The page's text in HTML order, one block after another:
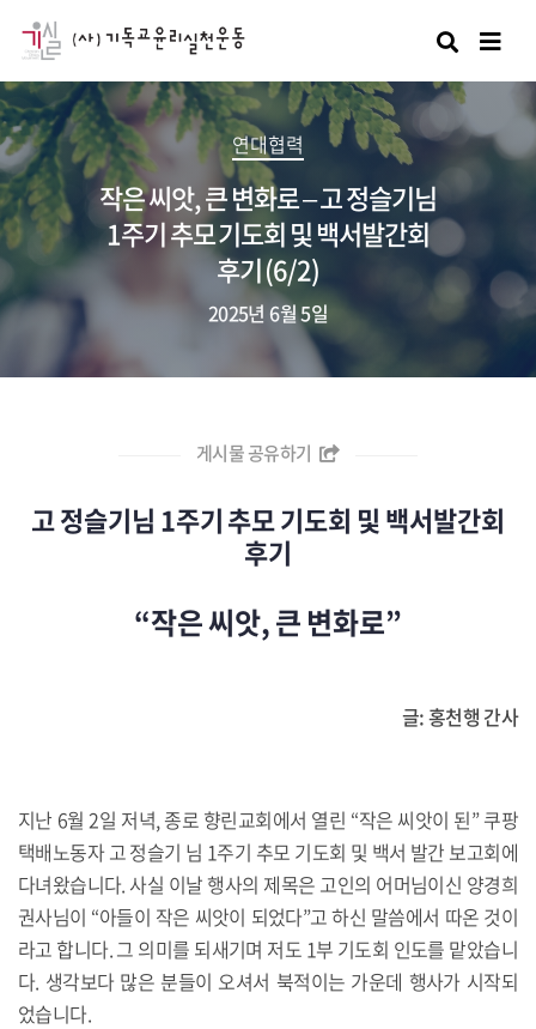
검색
연대협력
작은 씨앗, 큰 변화로 – 고 정슬기님
1주기 추모 기도회 및 백서발간회
후기 (6/2)
2025년 6월 5일
게시물 공유하기
고 정슬기님 1주기 추모 기도회 및 백서발간회
후기
“작은 씨앗, 큰 변화로”
글: 홍천행 간사
지난 6월 2일 저녁, 종로 향린교회에서 열린 “작은 씨앗이 된” 쿠팡
택배노동자 고 정슬기 님 1주기 추모 기도회 및 백서 발간 보고회에
다녀왔습니다. 사실 이날 행사의 제목은 고인의 어머님이신 양경희
권사님이 “아들이 작은 씨앗이 되었다”고 하신 말씀에서 따온 것이
라고 합니다. 그 의미를 되새기며 저도 1부 기도회 인도를 맡았습니
다. 생각보다 많은 분들이 오셔서 북적이는 가운데 행사가 시작되
었습니다.